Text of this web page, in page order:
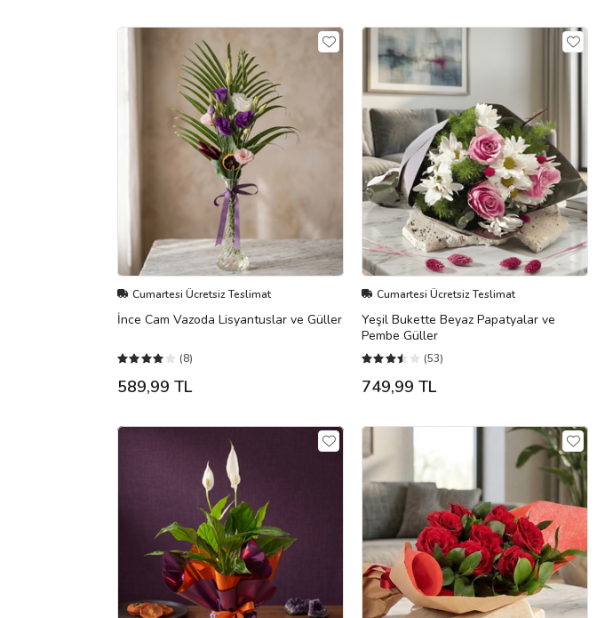
Cumartesi Ücretsiz Teslimat
İnce Cam Vazoda Lisyantuslar ve Güller
(8)
589,99 TL
Cumartesi Ücretsiz Teslimat
Yeşil Bukette Beyaz Papatyalar ve
Pembe Güller
(53)
749,99 TL